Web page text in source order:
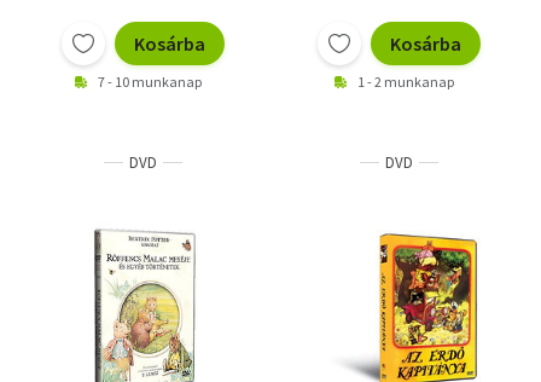
Kosárba
7 - 10 munkanap
Kosárba
1 - 2 munkanap
DVD DVD